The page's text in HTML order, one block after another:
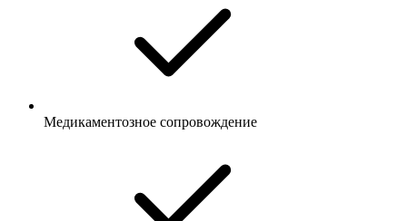
Медикаментозное сопровождение